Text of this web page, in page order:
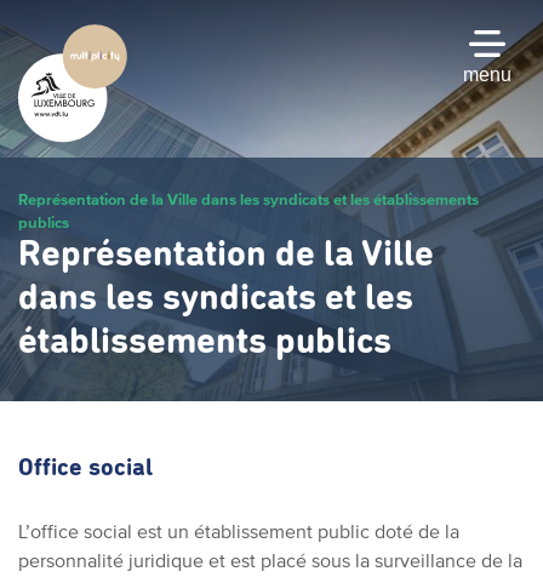
au
contenu
principal
menu
Représentation de la Ville dans les syndicats et les établissements
publics
Représentation de la Ville
dans les syndicats et les
établissements publics
Office social
L’office social est un établissement public doté de la
personnalité juridique et est placé sous la surveillance de la